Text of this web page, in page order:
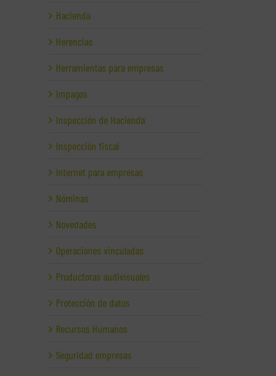
Hacienda
Herencias
Herramientas para empresas
Impagos
Inspección de Hacienda
Inspección fiscal
Internet para empresas
Nóminas
Novedades
Operaciones vinculadas
Productoras audivisuales
Protección de datos
Recursos Humanos
Seguridad empresas